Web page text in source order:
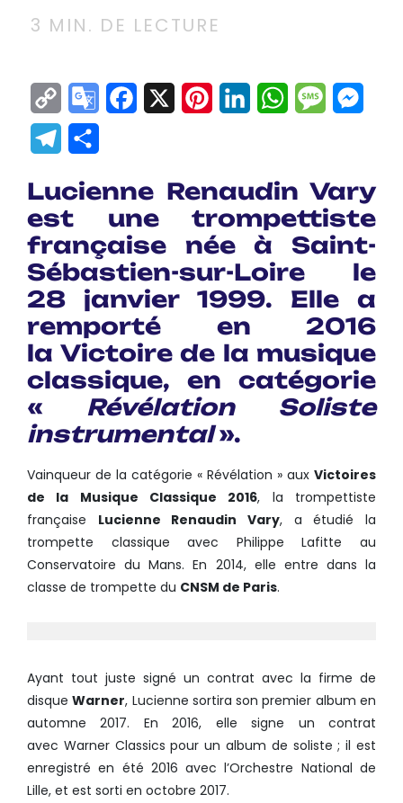
3 MIN. DE LECTURE
Copy
Link
GoogleFacebook
X Pinterest
LinkedInWhatsApp
Telegram
Lucienne Renaudin Vary
est une trompettiste
française née à Saint-
Sébastien-sur-Loire le
28 janvier 1999. Elle a
remporté en 2016
la Victoire de la musique
classique, en catégorie
« Révélation Soliste
instrumental».
Vainqueur de la catégorie « Révélation » aux Victoires
de la Musique Classique 2016, la trompettiste
française Lucienne Renaudin Vary, a étudié la
trompette classique avec Philippe Lafitte au
Conservatoire du Mans. En 2014, elle entre dans la
classe de trompette du CNSM de Paris.
Ayant tout juste signé un contrat avec la firme de
disqueWarner, Lucienne sortira son premier album en
automne 2017. En 2016, elle signe un contrat
avec Warner Classics pour un album de soliste ; il est
enregistré en été 2016 avec l’Orchestre National de
Lille, et est sorti en octobre 2017.